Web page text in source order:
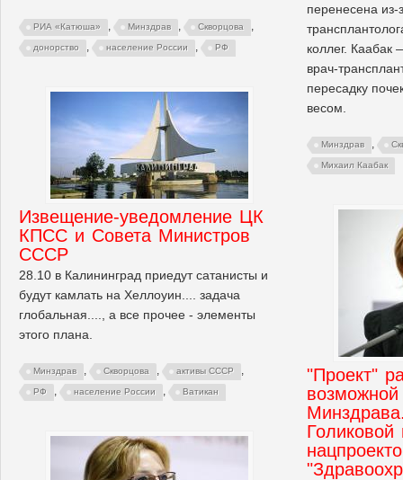
РИА «Катюша» , Минздрав , Скворцова ,
донорство , население России , РФ
перенесена из-
коллег. Каабак
врач-
пересадку
весом.
Минздрав ,
Михаил Каабак
Извещение-уведомление ЦК
КПСС и Совета Министров
СССР
28.10 в Калининград приедут сатанисты и
будут камлать на Хеллоуин.... задача
глобальная...., а все прочее - элементы
этого плана.
Минздрав , Скворцова , активы СССР ,
РФ , население России , Ватикан
"Проект"
возможной
Голиковой